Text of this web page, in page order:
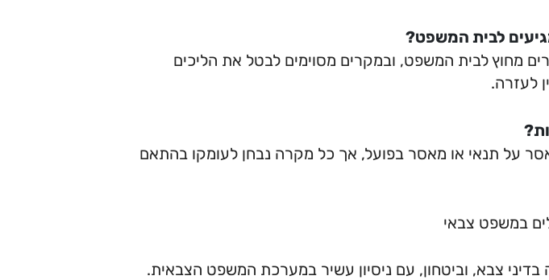
לבית המשפט?
מחוץ לבית המשפט, ובמקרים מסוימים לבטל את הליכים
לעזרה.
על תנאי או מאסר בפועל, אך כל מקרה נבחן לעומקו בהתאם
במשפט צבאי
בדיני צבא, וביטחון, עם ניסיון עשיר במערכת המשפט הצבאית.